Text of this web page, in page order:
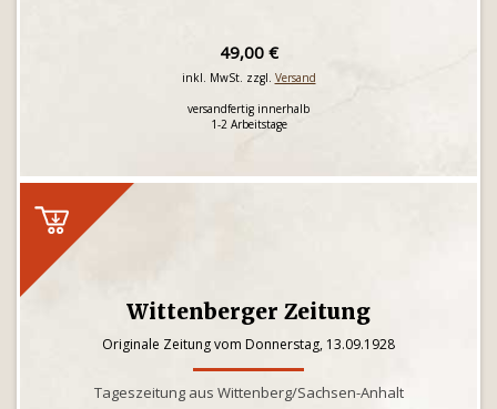
49,00 €
inkl. MwSt. zzgl. Versand
versandfertig innerhalb
1-2 Arbeitstage
Wittenberger Zeitung
Originale Zeitung vom Donnerstag, 13.09.1928
Tageszeitung aus Wittenberg/Sachsen-Anhalt